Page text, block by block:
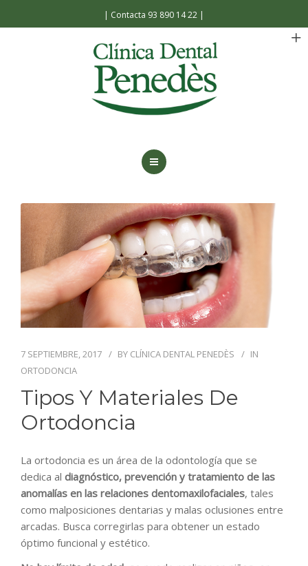
| Contacta 93 890 14 22 |
LA CLÍNICA
TRATAMIENTOS
FACILIDADES
BLOG
7 SEPTIEMBRE, 2017 BY CLÍNICA DENTAL PENEDÈS
IN
ORTODONCIA
Tipos Y Materiales De
Ortodoncia
La ortodoncia es un área de la odontología que se
dedica al diagnóstico, prevención y tratamiento de las
anomalías en las relaciones dentomaxilofaciales, tales
como malposiciones dentarias y malas oclusiones entre
arcadas. Busca corregirlas para obtener un estado
óptimo funcional y estético.